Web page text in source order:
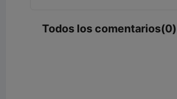
Todos los comentarios(0)